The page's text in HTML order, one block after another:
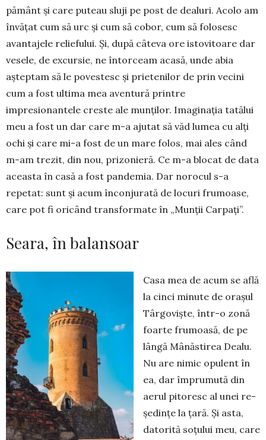
pământ și care puteau sluji pe post de dealuri. Acolo am
învățat cum să urc și cum să cobor, cum să folosesc
avantajele reliefului. Și, după câteva ore istovitoare dar
vesele, de excursie, ne întorceam acasă, unde abia
așteptam să le po­ves­tesc și prietenilor de prin vecini
cum a fost ultima mea aventură printre
impresionantele creste ale munților. Imaginația tatălui
meu a fost un dar care m-a ajutat să văd lumea cu alți
ochi și care mi-a fost de un mare folos, mai ales când
m-am trezit, din nou, prizonieră. Ce m-a blocat de data
aceasta în casă a fost pandemia. Dar norocul s-a
repetat: sunt și acum înconjurată de locuri frumoase,
care pot fi oricând transformate în „Munții Carpați”.
Seara, în balansoar
Casa mea de acum se află
la cinci minute de orașul
Târgoviște, într-o zonă
foarte frumoasă, de pe
lângă Mânăstirea Dealu.
Nu are nimic opulent în
ea, dar împrumută din
aerul pitoresc al unei re­
șe­dințe la țară. Și asta,
datorită soțului meu, care